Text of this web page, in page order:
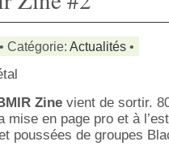
Catégorie: Actualités •
Zine vient de sortir.
mise en page pro et à
poussées de groupes